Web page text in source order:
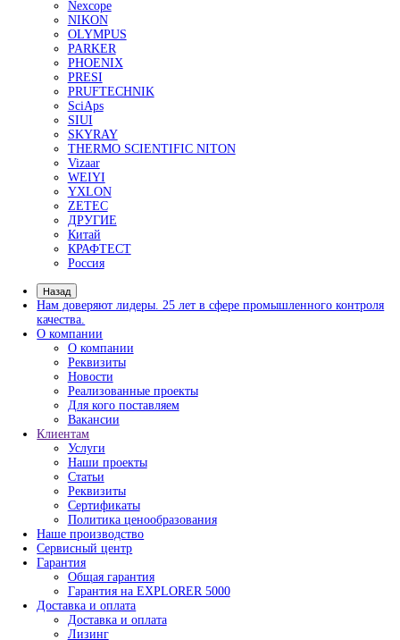
Электромагниты для магнитопорошковой
Размагничивающие установки
Системы УФ-освещения
Расходные материалы для магнитопорошкового
Принадлежности для МПД
Приборы для вихретокового контроля
Вихретоковые дефектоскопы
- Вихретоковые дефектоскопы Craftest
- Вихретоковое оборудование IBG
Дефектоскопы на вихретоковых матрицах
Многофункциональные вихретоковые
Контроль коррозии трубопроводов под изоляцией
Контроль изоляции и покрытий
Комплектующие Elcometer
Приборы для контроля толщины сухих покрытий
- Толщиномеры покрытий Elcometer
Приборы для контроля качества покрытий
- Контроль сплошности покрытий
- Контроль толщины мокрого слоя
- Контроль толщины порошковых покрытий
- Контроль профиля поверхности
- Контроль условий окружающей среды
- Наборы инспекционного оборудования
- Аксессуары для оборудования по контролю
изоляции покрытий
Приборы для испытания покрытий
- Определение степени измельчения
- Измерения вязкости и текучести
- Определение плотности
- Определение времени высыхания и
покрытий